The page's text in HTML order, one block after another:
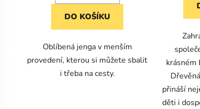
DO KOŠÍKU
Oblíbená jenga v menším
provedení, kterou si můžete sbalit
i třeba na cesty.
krásném
přináší
děti i